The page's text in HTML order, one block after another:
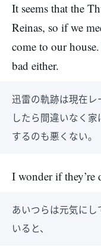
It seems that the
Reinas, so if we
come to our
bad either.
迅雷の軌跡は現在
したら間違いなく
するのも悪くない。
I wonder if
あいつらは元気に
いると、